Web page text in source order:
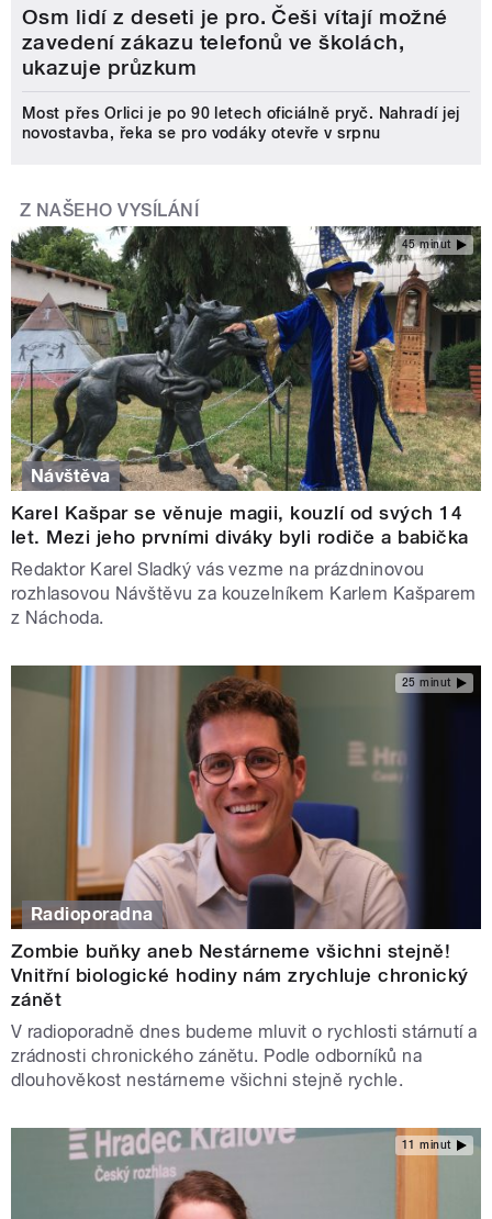
Osm lidí z deseti je pro. Češi vítají možné
zavedení zákazu telefonů ve školách,
ukazuje průzkum
Most přes Orlici je po 90 letech oficiálně pryč. Nahradí jej
novostavba, řeka se pro vodáky otevře v srpnu
Z NAŠEHO VYSÍLÁNÍ
45 minut
Návštěva
Karel Kašpar se věnuje magii, kouzlí od svých 14
let. Mezi jeho prvními diváky byli rodiče a babička
Redaktor Karel Sladký vás vezme na prázdninovou
rozhlasovou Návštěvu za kouzelníkem Karlem Kašparem
z Náchoda.
25 minut
Radioporadna
Zombie buňky aneb Nestárneme všichni stejně!
Vnitřní biologické hodiny nám zrychluje chronický
zánět
V radioporadně dnes budeme mluvit o rychlosti stárnutí a
zrádnosti chronického zánětu. Podle odborníků na
dlouhověkost nestárneme všichni stejně rychle.
11 minut